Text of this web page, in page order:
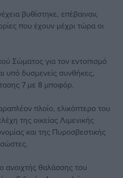
βυθίστηκε, επέβαιναν,
που έχουν μέχρι τώρα οι
Σώματος για τον εντοπισμό
υπό δυσμενείς συνθήκες,
7 με 8 μποφόρ.
πλοίο, ελικόπτερο του
της οικείας Λιμενικής
και της Πυροσβεστικής
ανοιχτής θαλάσσης του